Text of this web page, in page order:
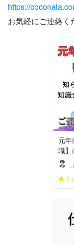
https://
お気軽にご連絡く
元
職】